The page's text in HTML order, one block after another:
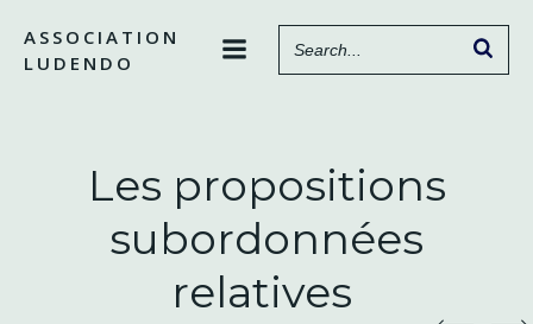
contenu
ASSOCIATION
LUDENDO
Les propositions
subordonnées
relatives